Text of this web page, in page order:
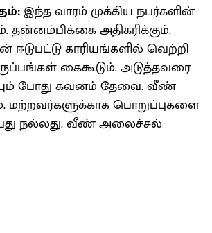
இந்த வாரம் முக்கிய நபர்களின்
தன்னம்பிக்கை அதிகரிக்கும்.
ஈடுபட்டு காரியங்களில் வெற்றி
கைகூடும். அடுத்தவரை
போது கவனம் தேவை. வீண்
மற்றவர்களுக்காக பொறுப்புகளை
நல்லது. வீண் அலைச்சல்